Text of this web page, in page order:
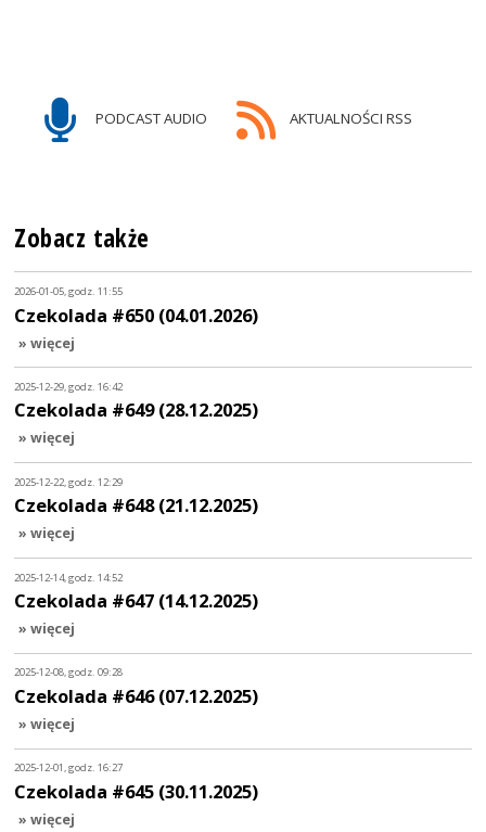
PODCAST AUDIO AKTUALNOŚCI RSS
Zobacz także
2026-01-05, godz. 11:55
Czekolada #650 (04.01.2026)
» więcej
2025-12-29, godz. 16:42
Czekolada #649 (28.12.2025)
» więcej
2025-12-22, godz. 12:29
Czekolada #648 (21.12.2025)
» więcej
2025-12-14, godz. 14:52
Czekolada #647 (14.12.2025)
» więcej
2025-12-08, godz. 09:28
Czekolada #646 (07.12.2025)
» więcej
2025-12-01, godz. 16:27
Czekolada #645 (30.11.2025)
» więcej